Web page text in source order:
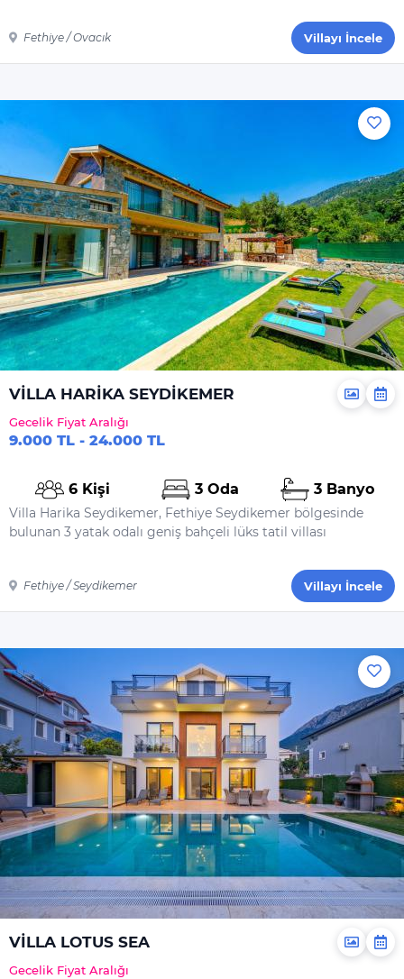
Fethiye / Ovacık Villayı İncele
VİLLA HARİKA SEYDİKEMER
Gecelik Fiyat Aralığı
9.000 TL - 24.000 TL
6 Kişi 3 Oda 3 Banyo
Villa Harika Seydikemer, Fethiye Seydikemer bölgesinde
bulunan 3 yatak odalı geniş bahçeli lüks tatil villası
Fethiye / Seydikemer Villayı İncele
VİLLA LOTUS SEA
Gecelik Fiyat Aralığı